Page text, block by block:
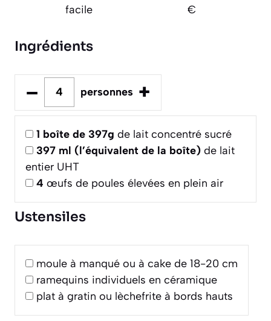
facile €
Ingrédients
– personnes +
1 boîte de 397g de lait concentré sucré
397 ml (l’équivalent de la boîte) de lait
entier UHT
4 œufs de poules élevées en plein air
Ustensiles
moule à manqué ou à cake de 18-20 cm
ramequins individuels en céramique
plat à gratin ou lèchefrite à bords hauts